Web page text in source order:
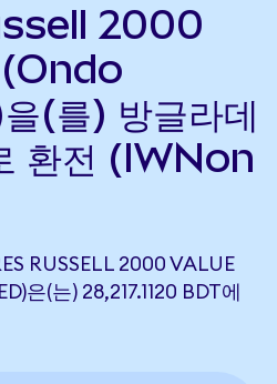
2000
(를) 방글라데
환전 (IWNon
RUSSELL 2000 VALUE
은(는) 28,217.1120 BDT에